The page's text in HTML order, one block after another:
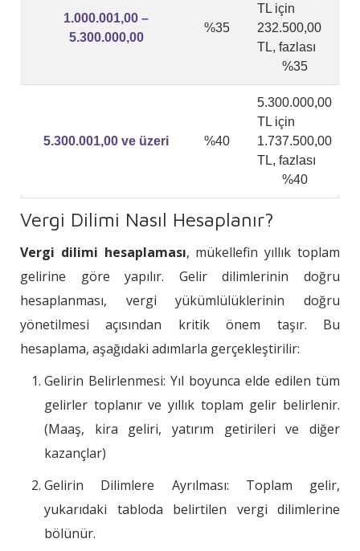
1.000.001,00 –
5.300.000,00
%35
TL için
232.500,00
TL, fazlası
%35
5.300.001,00 ve üzeri %40
5.300.000,00
TL için
1.737.500,00
TL, fazlası
%40
Vergi Dilimi Nasıl Hesaplanır?
Vergi dilimi hesaplaması, mükellefin yıllık toplam
gelirine göre yapılır. Gelir dilimlerinin doğru
hesaplanması, vergi yükümlülüklerinin doğru
yönetilmesi açısından kritik önem taşır. Bu
hesaplama, aşağıdaki adımlarla gerçekleştirilir:
Gelirin Belirlenmesi: Yıl boyunca elde edilen tüm
gelirler toplanır ve yıllık toplam gelir belirlenir.
(Maaş, kira geliri, yatırım getirileri ve diğer
kazançlar)
Gelirin Dilimlere Ayrılması: Toplam gelir,
yukarıdaki tabloda belirtilen vergi dilimlerine
bölünür.